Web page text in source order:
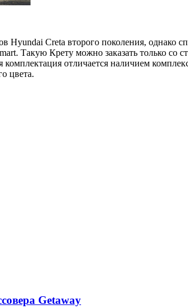
Creta второго поколения, однако
Такую Крету можно заказать только со
отличается наличием
цвета.
Getaway